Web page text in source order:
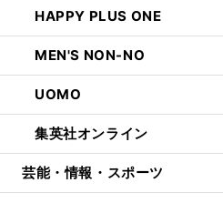
HAPPY PLUS ONE
MEN'S NON-NO
UOMO
集英社オンライン
芸能・情報・スポーツ